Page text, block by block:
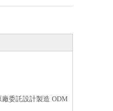
委託設計製造 ODM